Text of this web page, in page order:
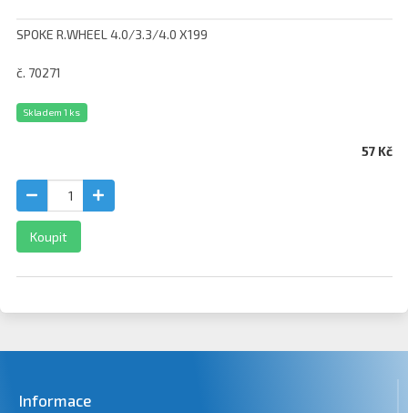
SPOKE R.WHEEL 4.0/3.3/4.0 X199
č. 70271
Skladem 1 ks
57 Kč
Koupit
Informace